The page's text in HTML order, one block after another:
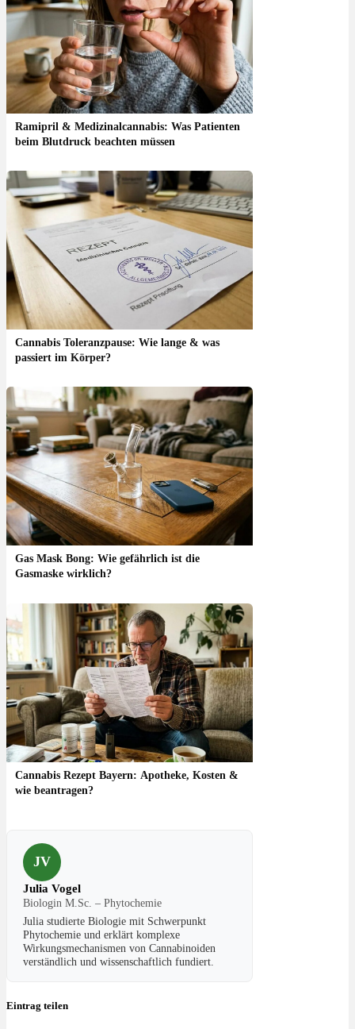
Ramipril & Medizinalcannabis: Was Patienten
beim Blutdruck beachten müssen
Cannabis Toleranzpause: Wie lange & was
passiert im Körper?
Gas Mask Bong: Wie gefährlich ist die
Gasmaske wirklich?
Cannabis Rezept Bayern: Apotheke, Kosten &
wie beantragen?
JV
Julia Vogel
Biologin M.Sc. – Phytochemie
Julia studierte Biologie mit Schwerpunkt
Phytochemie und erklärt komplexe
Wirkungsmechanismen von Cannabinoiden
verständlich und wissenschaftlich fundiert.
Eintrag teilen